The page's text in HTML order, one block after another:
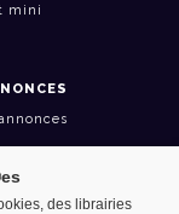
mini
des librairies